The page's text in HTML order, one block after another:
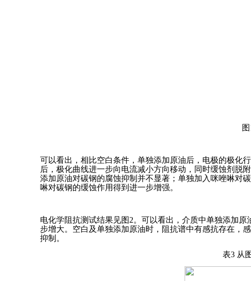
可以看出，相比空白条件，单独添加原油后，电极的极化
后，极化曲线进一步向电流减小方向移动，同时缓蚀剂脱
添加原油对碳钢的腐蚀抑制并不显著；单独加入咪唑啉对
啉对碳钢的缓蚀作用得到进一步增强。
电化学阻抗测试结果见图2。可以看出，介质中单独添加
步增大。空白及单独添加原油时，阻抗谱中有感抗存在，
抑制。
表3 从